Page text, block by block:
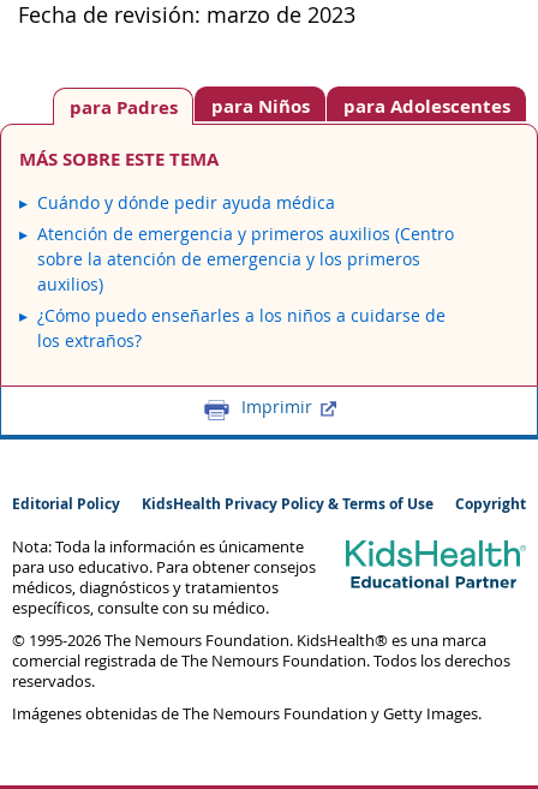
Fecha de revisión: marzo de 2023
para Adolescentes
para Niños
para Padres
MÁS SOBRE ESTE TEMA
Cuándo y dónde pedir ayuda médica
Atención de emergencia y primeros auxilios (Centro
sobre la atención de emergencia y los primeros
auxilios)
¿Cómo puedo enseñarles a los niños a cuidarse de
los extraños?
Imprimir
Editorial Policy KidsHealth Privacy Policy & Terms of Use Copyright
Nota: Toda la información es únicamente
para uso educativo. Para obtener consejos
médicos, diagnósticos y tratamientos
específicos, consulte con su médico.
© 1995-2026 The Nemours Foundation. KidsHealth® es una marca
comercial registrada de The Nemours Foundation. Todos los derechos
reservados.
Imágenes obtenidas de The Nemours Foundation y Getty Images.